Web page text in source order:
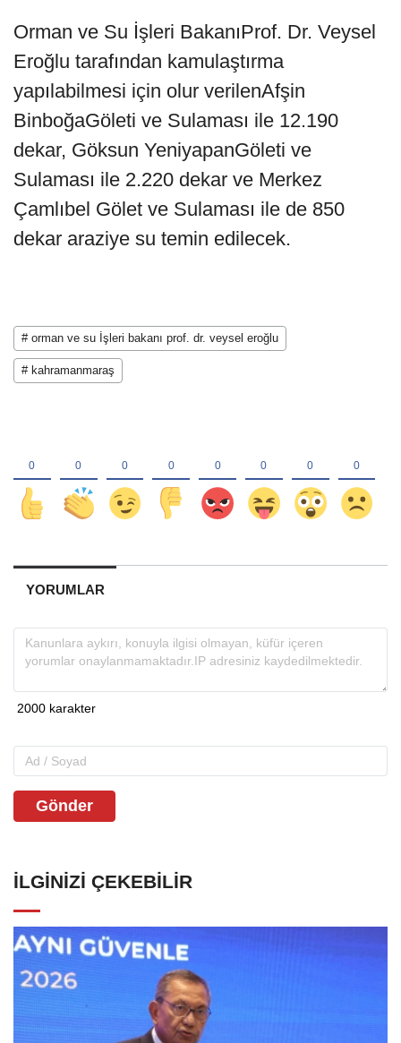
Orman ve Su İşleri BakanıProf. Dr. Veysel
Eroğlu tarafından kamulaştırma
yapılabilmesi için olur verilenAfşin
BinboğaGöleti ve Sulaması ile 12.190
dekar, Göksun YeniyapanGöleti ve
Sulaması ile 2.220 dekar ve Merkez
Çamlıbel Gölet ve Sulaması ile de 850
dekar araziye su temin edilecek.
# orman ve su İşleri bakanı prof. dr. veysel eroğlu
# kahramanmaraş
YORUMLAR
Gönder
İLGINIZI ÇEKEBILIR